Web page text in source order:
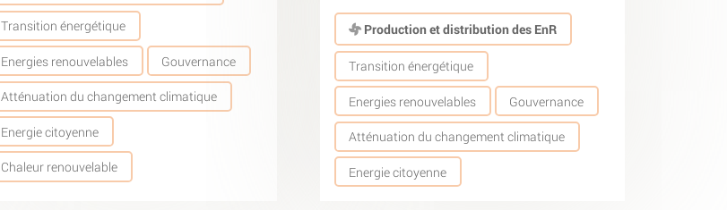
Transition énergétique
Energies renouvelables Gouvernance
Atténuation du changement climatique
Energie citoyenne
Chaleur renouvelable
Production et distribution des EnR
Transition énergétique
Energies renouvelables Gouvernance
Atténuation du changement climatique
Energie citoyenne